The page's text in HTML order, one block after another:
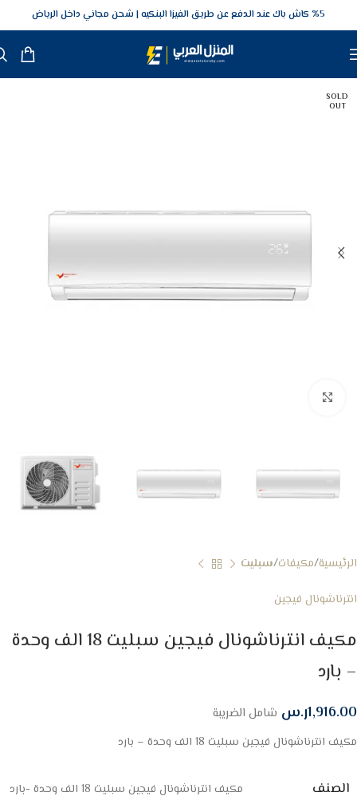
5‎% كاش باك عند الدفع عن طريق الفيزا البنكيه شحن مجاني داخل الرياض
SOLD
OUT
الرئيسية مكيفات سبليت
انترناشونال فيجين
مكيف انترناشونال فيجين سبليت 18 الف وحدة
– بارد
1,916.00ر.س شامل الضريبة
مكيف انترناشونال فيجين سبليت 18 الف وحدة – بارد
الصنف مكيف انترناشونال فيجين سبليت 18 الف وحدة -بارد